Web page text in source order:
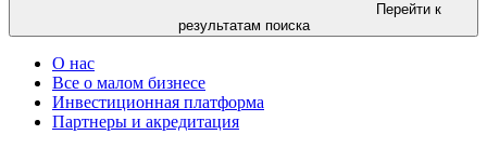
Перейти к
результатам поиска
О нас
Все о малом бизнесе
Инвестиционная платформа
Партнеры и акредитация